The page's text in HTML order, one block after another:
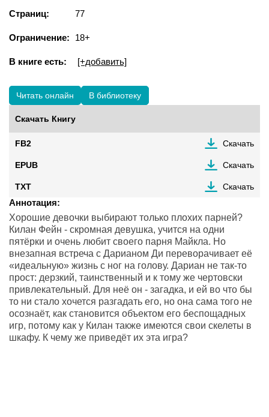
Страниц: 77
Ограничение: 18+
В книге есть: [+добавить]
Читать онлайн В библиотеку
Скачать Книгу
FB2 Скачать
EPUB Скачать
TXT Скачать
Аннотация:
Хорошие девочки выбирают только плохих парней?
Килан Фейн - скромная девушка, учится на одни
пятёрки и очень любит своего парня Майкла. Но
внезапная встреча с Дарианом Ди переворачивает её
«идеальную» жизнь с ног на голову. Дариан не так-то
прост: дерзкий, таинственный и к тому же чертовски
привлекательный. Для неё он - загадка, и ей во что бы
то ни стало хочется разгадать его, но она сама того не
осознаёт, как становится объектом его беспощадных
игр, потому как у Килан также имеются свои скелеты в
шкафу. К чему же приведёт их эта игра?